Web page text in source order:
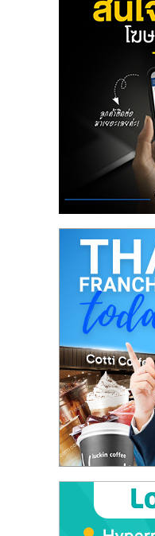
ศูนย์
ไชส์
พร้อม
ทำเล
สำหรับ